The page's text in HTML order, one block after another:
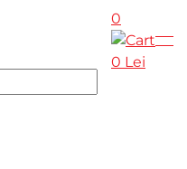
0
0 Lei